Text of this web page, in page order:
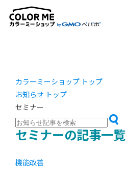
カラーミーショップ トップ
お知らせ トップ
セミナー
セミナーの記事一覧
機能改善